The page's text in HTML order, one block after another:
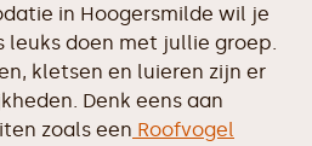
in Hoogersmilde wil je
leuks doen met jullie groep.
kletsen en luieren zijn er
Denk eens aan
zoals een Roofvogel